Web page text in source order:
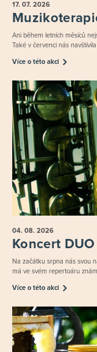
17. 07. 2026
Ani během letních měsíců
Také v červenci nás
Více o této akci
04. 08. 2026
Koncert
Na začátku srpna nás svou
má ve svém repertoáru
Více o této akci